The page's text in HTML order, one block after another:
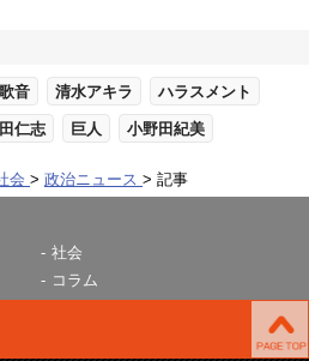
音 清水アキラ ハラスメント
仁志 巨人 小野田紀美
会 政治ニュース 記事
社会
コラム